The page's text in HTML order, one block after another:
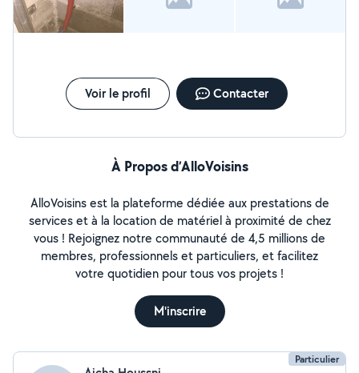
Voir le profil Contacter
À Propos d’AlloVoisins
AlloVoisins est la plateforme dédiée aux prestations de
services et à la location de matériel à proximité de chez
vous ! Rejoignez notre communauté de 4,5 millions de
membres, professionnels et particuliers, et facilitez
votre quotidien pour tous vos projets !
M'inscrire
Particulier